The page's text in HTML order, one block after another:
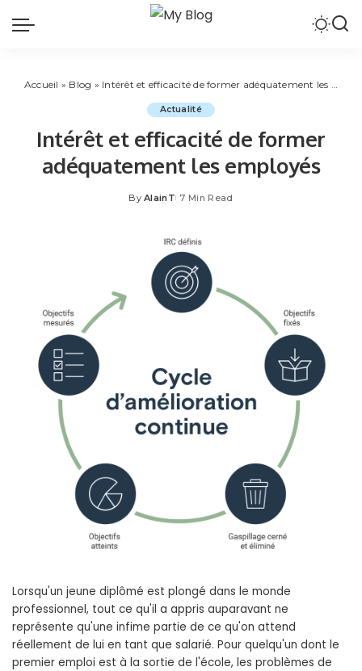
Accueil » Blog » Intérêt et efficacité de former adéquatement les employés
Actualité
Intérêt et efficacité de former
adéquatement les employés
Posted
By AlainT 7 Min Read
Lorsqu'un jeune diplômé est plongé dans le monde
professionnel, tout ce qu'il a appris auparavant ne
représente qu'une infime partie de ce qu'on attend
réellement de lui en tant que salarié. Pour quelqu'un dont le
premier emploi est à la sortie de l'école, les problèmes de